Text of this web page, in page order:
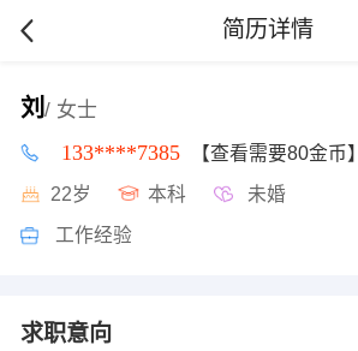
简历详情
刘 / 女士
133****7385 【查看需要80金币】
22岁 本科 未婚
工作经验
求职意向